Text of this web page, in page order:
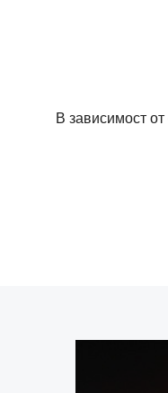
В зависимост